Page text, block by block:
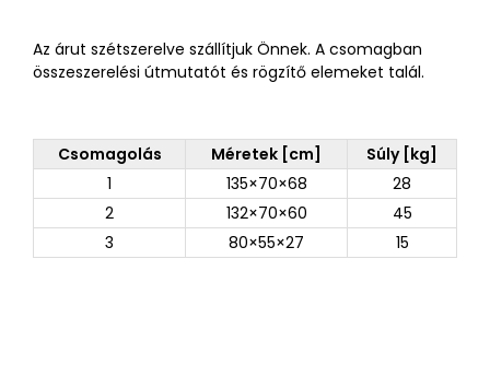
Az árut szétszerelve szállítjuk Önnek. A csomagban
összeszerelési útmutatót és rögzítő elemeket talál.
Csomagolás Méretek [cm]
Súly [kg]
1
135×70×68
28
2
132×70×60
45
3
80×55×27 15